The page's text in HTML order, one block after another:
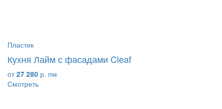
Пластик
Кухня Лайм с фасадами Cleaf
от27 280 р. пм
Смотреть